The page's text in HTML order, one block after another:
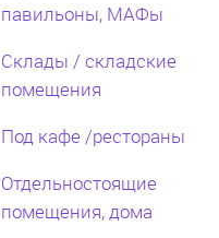
павильоны, МАФы
Склады / складские
помещения
Под кафе /рестораны
Отдельностоящие
помещения, дома